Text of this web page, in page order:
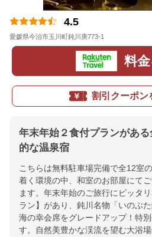
4.5
愛媛県今治市玉川町鈍川庚773-1
料
割引クーポン
年末年始２食付プランがあ
的な温泉宿
こちらは無料駐車場完備で全12室
着く環境の中、和室のお部屋にて
ます。年末年始のご旅行にピッタ
ラン】があり、鈍川名物「いのぶ
海の幸会席をグレードアップ！特
す。自然美豊かな渓流を望む大浴